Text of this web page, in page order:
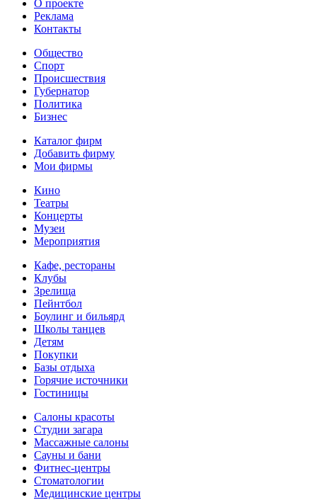
О проекте
Реклама
Контакты
Общество
Спорт
Происшествия
Губернатор
Политика
Бизнес
Каталог фирм
Добавить фирму
Мои фирмы
Кино
Театры
Концерты
Музеи
Мероприятия
Кафе, рестораны
Клубы
Зрелища
Пейнтбол
Боулинг и бильярд
Школы танцев
Детям
Покупки
Базы отдыха
Горячие источники
Гостиницы
Салоны красоты
Студии загара
Массажные салоны
Сауны и бани
Фитнес-центры
Стоматологии
Медицинские центры